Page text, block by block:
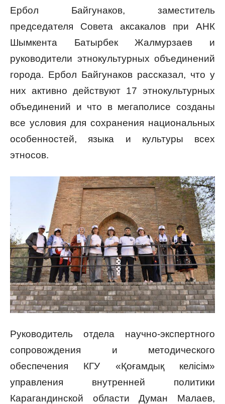
Ербол Байгунаков, заместитель
председателя Совета аксакалов при АНК
Шымкента Батырбек Жалмурзаев и
руководители этнокультурных объединений
города. Ербол Байгунаков рассказал, что у
них активно действуют 17 этнокультурных
объединений и что в мегаполисе созданы
все условия для сохранения национальных
особенностей, языка и культуры всех
этносов.
Руководитель отдела научно-экспертного
сопровождения и методического
обеспечения КГУ «Қоғамдық келісім»
управления внутренней политики
Карагандинской области Думан Малаев,